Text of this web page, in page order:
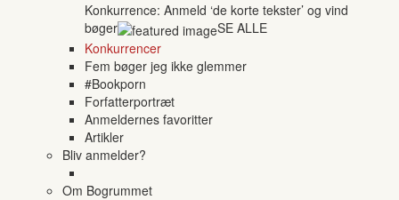
Konkurrence: Anmeld ‘de korte tekster’ og vind
bøger
SE ALLE
Konkurrencer
Fem bøger jeg ikke glemmer
#Bookporn
Forfatterportræt
Anmeldernes favoritter
Artikler
Bliv anmelder?
Om Bogrummet